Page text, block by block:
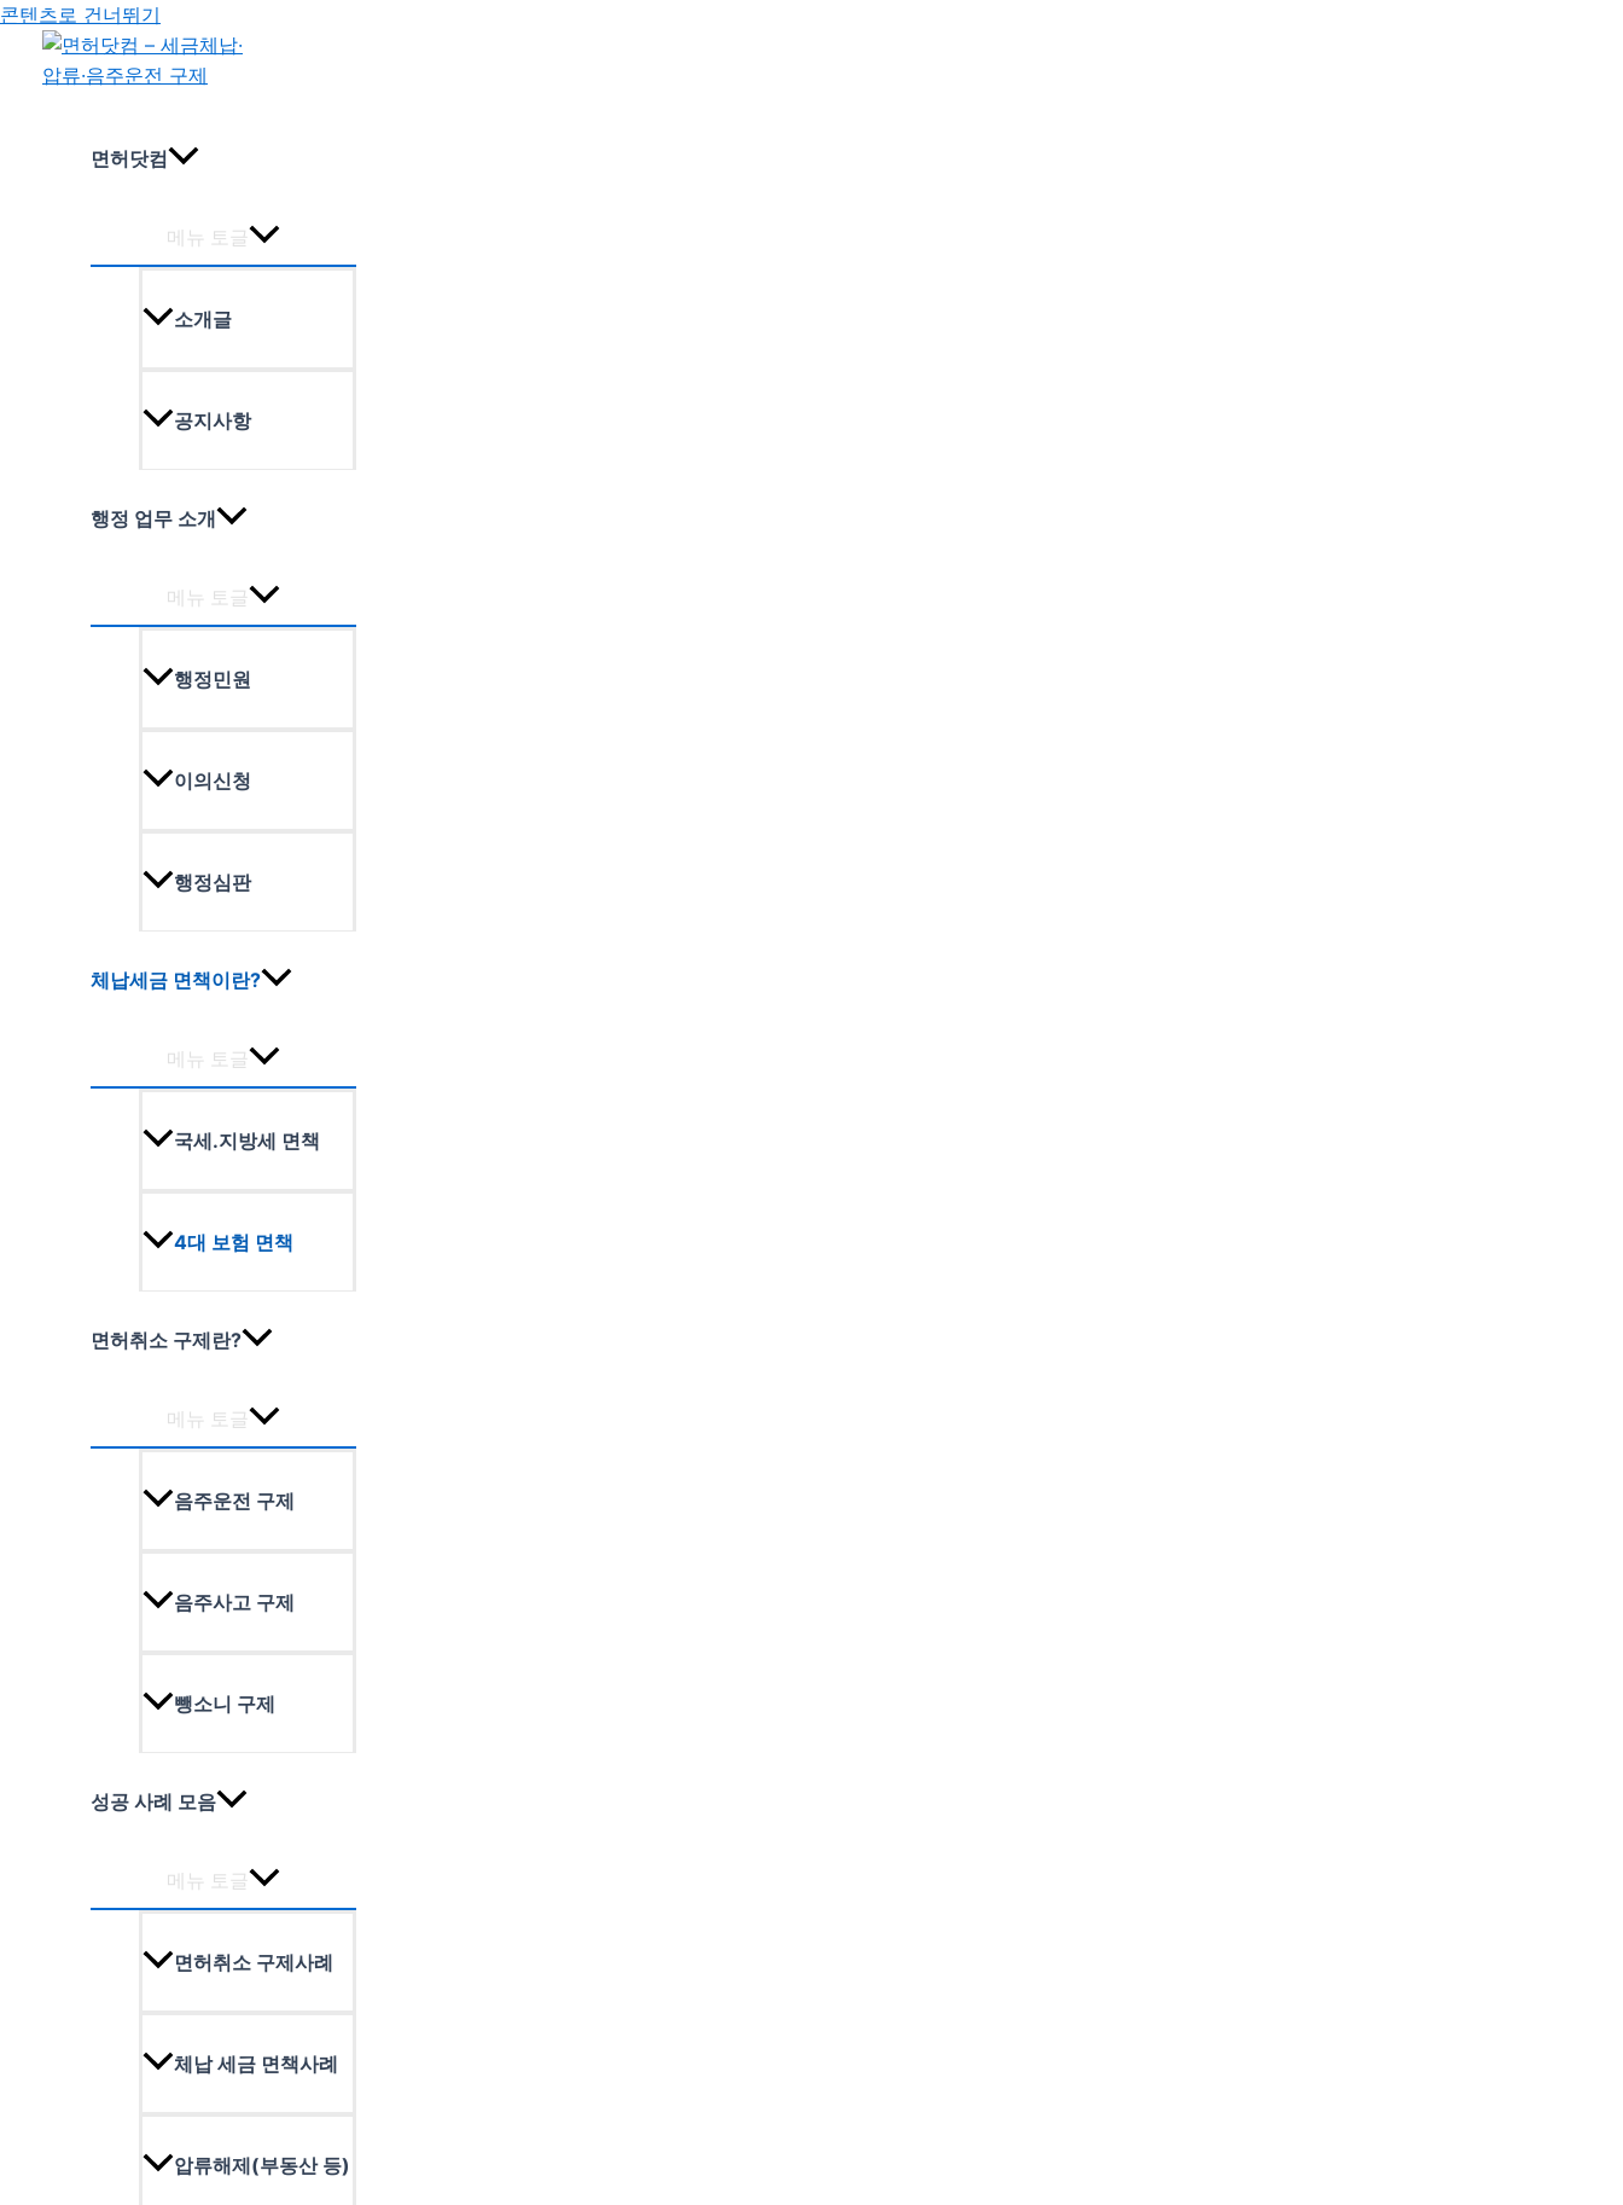
콘텐츠로 건너뛰기
면허닷컴
메뉴 토글
소개글
공지사항
행정 업무 소개
메뉴 토글
행정민원
이의신청
행정심판
체납세금 면책이란?
메뉴 토글
국세.지방세 면책
4대 보험 면책
면허취소 구제란?
메뉴 토글
음주운전 구제
음주사고 구제
뺑소니 구제
성공 사례 모음
메뉴 토글
면허취소 구제사례
체납 세금 면책사례
압류해제(부동산 등)